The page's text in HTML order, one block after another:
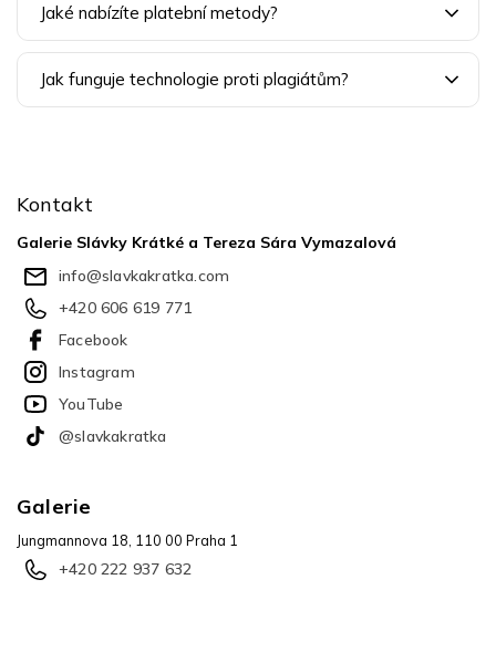
Jaké nabízíte platební metody?
Jak funguje technologie proti plagiátům?
Kontakt
Galerie Slávky Krátké a Tereza Sára Vymazalová
info@slavkakratka.com
+420 606 619 771
Facebook
Instagram
YouTube
@slavkakratka
Galerie
Jungmannova 18, 110 00 Praha 1
+420 222 937 632